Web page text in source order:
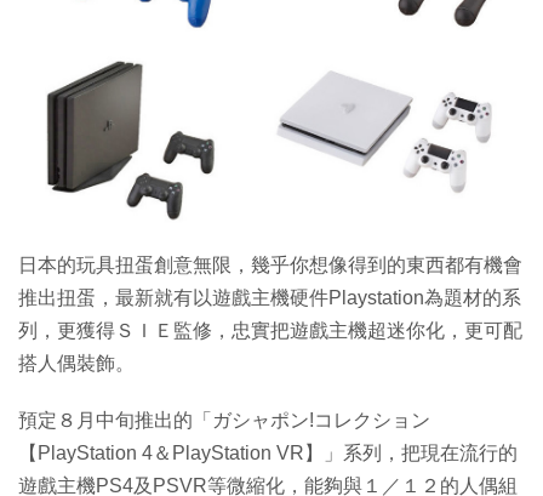
Enterprise Digital Transformation
日本的玩具扭蛋創意無限，幾乎你想像得到的東西都有機會
推出扭蛋，最新就有以遊戲主機硬件Playstation為題材的系
列，更獲得ＳＩＥ監修，忠實把遊戲主機超迷你化，更可配
搭人偶裝飾。
預定８月中旬推出的「ガシャポン!コレクション
【PlayStation 4＆PlayStation VR】」系列，把現在流行的
遊戲主機PS4及PSVR等微縮化，能夠與１／１２的人偶組